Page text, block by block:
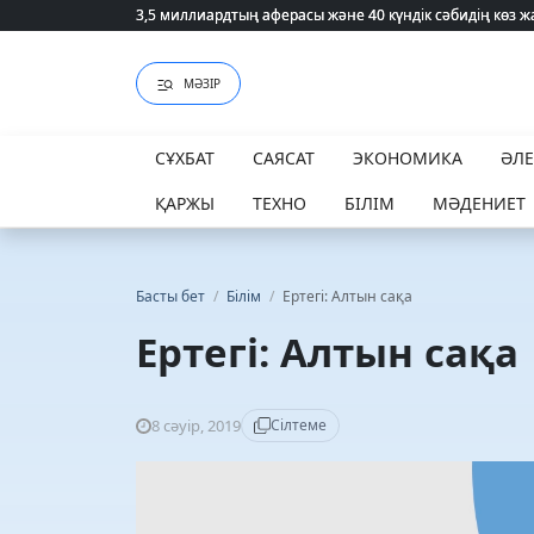
3,5 миллиардтың аферасы және 40 күндік сәбидің
3,5 миллиардтың аферасы және 40 күндік сәбидің
МӘЗІР
СҰХБАТ САЯСАТ ЭКОНОМИКА
ҚАРЖЫ
ТЕХНО БІЛІМ МӘДЕНИЕТ
Басты бет / Білім / Ертегі: Алтын сақа
Ертегі: Алтын сақа
8 сәуір, 2019 Сілтеме